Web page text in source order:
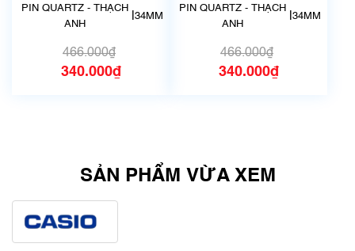
hãng
PIN QUARTZ - THẠCH
ANH
34MM
466.000₫
340.000₫
hãng
PIN QUARTZ - THẠCH
ANH
34MM
466.000₫
340.000₫
SẢN PHẨM VỪA XEM